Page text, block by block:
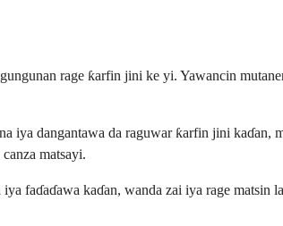
rage ƙarfin jini ke yi. Yawancin
iya dangantawa da raguwar ƙarfin jini kaɗan,
matsayi.
faɗaɗawa kaɗan, wanda zai iya rage matsin